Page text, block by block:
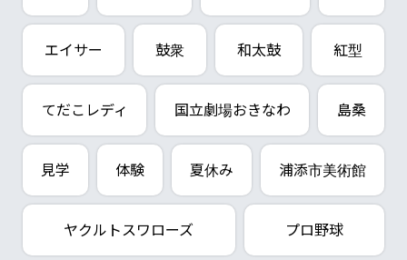
エイサー 鼓衆 和太鼓 紅型
てだこレディ 国立劇場おきなわ 島桑
見学 体験 夏休み 浦添市美術館
ヤクルトスワローズ プロ野球